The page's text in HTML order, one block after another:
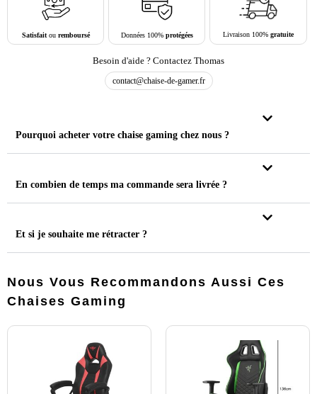
Satisfaitou remboursé Données 100% protégées Livraison 100%gratuite
Besoin d'aide ? Contactez Thomas
contact@chaise-de-gamer.fr
Pourquoi acheter votre chaise gaming chez nous ?
En combien de temps ma commande sera livrée ?
Et si je souhaite me rétracter ?
Nous Vous Recommandons Aussi Ces
Chaises Gaming